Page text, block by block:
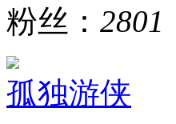
粉丝： 2801
孤独游侠